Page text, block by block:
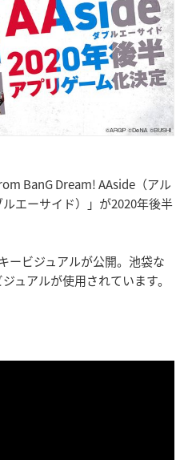
BanG Dream! AAside（アル
エーサイド）」が2020年後半
ービジュアルが公開。池袋な
ュアルが使用されています。